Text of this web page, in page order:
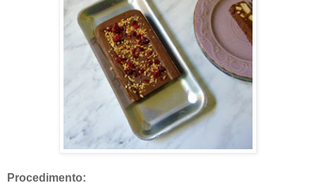
Procedimento: